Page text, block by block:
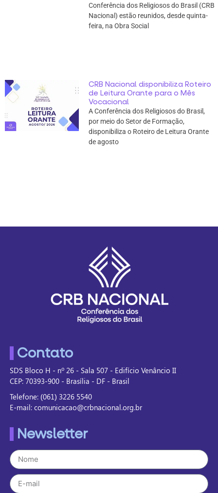
Conferência dos Religiosos do Brasil (CRB
Nacional) estão reunidos, desde quinta-
feira, na Obra Social
CRB Nacional disponibiliza Roteiro
de Leitura Orante para o Mês
Vocacional
A Conferência dos Religiosos do Brasil,
por meio do Setor de Formação,
disponibiliza o Roteiro de Leitura Orante
de agosto
Contato
SDS Bloco H - nº 26 - Sala 507 - Edifício Venâncio II
CEP: 70393-900 - Brasília - DF - Brasil
Telefone: (061) 3226 5540
E-mail: comunicacao@crbnacional.org.br
Newsletter